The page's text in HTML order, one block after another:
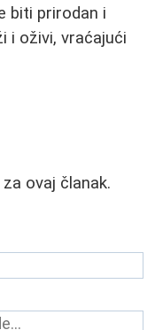
biti prirodan i
i oživi, vraćajući
ovaj članak.